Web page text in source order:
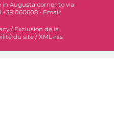
in Augusta corner to via
060608 - Email:
/ Exclusion de la
du site / XML-rss